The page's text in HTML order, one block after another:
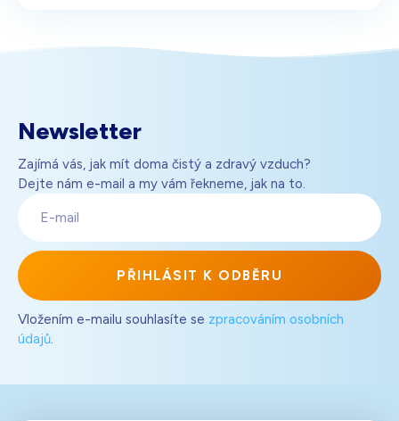
Newsletter
Zajímá vás, jak mít doma čistý a zdravý vzduch?
Dejte nám e-mail a my vám řekneme, jak na to.
PŘIHLÁSIT K ODBĚRU
Vložením e-mailu souhlasíte se zpracováním osobních
údajů